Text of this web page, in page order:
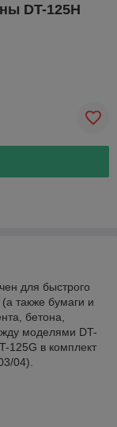
DT-125H
для быстрого
также бумаги и
бетона,
моделями DT-
125G в комплект
04).